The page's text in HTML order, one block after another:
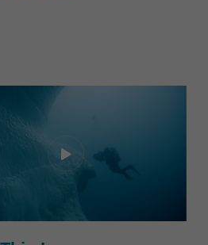
um Erlaubnis bitten.
diese Website und Ihre Erfahrung zu
Nur
grundlegende Funktionen und